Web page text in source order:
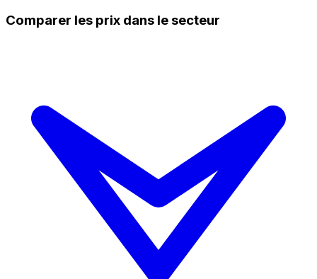
Comparer les prix dans le secteur